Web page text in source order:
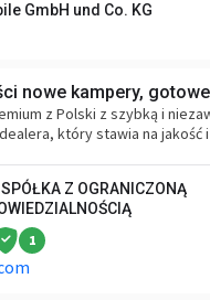
GmbH und Co. KG
nowe kampery,
z Polski z szybką i
który stawia na jakość
Z OGRANICZONĄ
1